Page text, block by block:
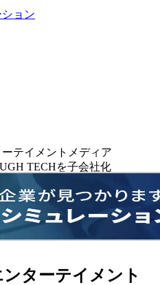
テイメントメディア
TECHを子会社化
ターテイメント